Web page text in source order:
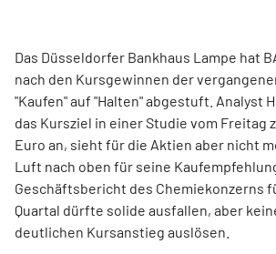
Das Düsseldorfer Bankhaus Lampe hat
nach den Kursgewinnen der
"Kaufen" auf "Halten" abgestuft. Analyst
das Kursziel in einer Studie vom Freitag
Euro an, sieht für die Aktien aber nicht
Luft nach oben für seine
Geschäftsbericht des Chemiekonzerns
Quartal dürfte solide ausfallen, aber
deutlichen Kursanstieg auslösen.